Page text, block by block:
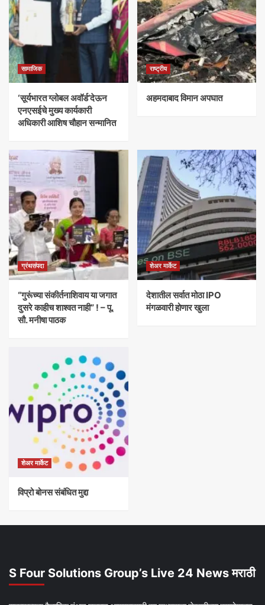
सामाजिक
‘सूर्यभारत ग्लोबल अवॉर्ड’देऊन
एनएसईचे मुख्य कार्यकारी
अधिकारी आशिष चौहान सन्मानित
राष्ट्रीय
अहमदाबाद विमान अपघात
ग्रंथसंपदा
“गुरूंच्या संकीर्तनाशिवाय या जगात
दुसरे काहीच शाश्वत नाही” ! – पू.
सौ. मनीषा पाठक
शेअर मार्केट
देशातील सर्वात मोठा IPO
मंगळवारी होणार खुला
शेअर मार्केट
विप्रो बोनस संबंधित मुद्दा
S Four Solutions Group’s Live 24 News मराठी